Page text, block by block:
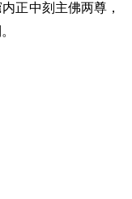
正中刻主佛两尊，